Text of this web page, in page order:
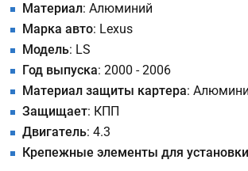
Материал: Алюминий
Марка авто: Lexus
Модель: LS
Год выпуска: 2000 - 2006
Материал защиты картера:
Защищает: КПП
Двигатель: 4.3
Крепежные элементы для установки